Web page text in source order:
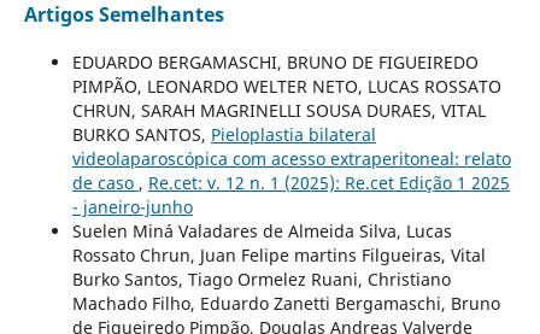
Artigos Semelhantes
EDUARDO BERGAMASCHI, BRUNO DE FIGUEIREDO
PIMPÃO, LEONARDO WELTER NETO, LUCAS ROSSATO
CHRUN, SARAH MAGRINELLI SOUSA DURAES, VITAL
BURKO SANTOS, Pieloplastia bilateral
videolaparoscópica com acesso extraperitoneal: relato
de caso , Re.cet: v. 12 n. 1 (2025): Re.cet Edição 1 2025
- janeiro-junho
Suelen Miná Valadares de Almeida Silva, Lucas
Rossato Chrun, Juan Felipe martins Filgueiras, Vital
Burko Santos, Tiago Ormelez Ruani, Christiano
Machado Filho, Eduardo Zanetti Bergamaschi, Bruno
de Figueiredo Pimpão, Douglas Andreas Valverde